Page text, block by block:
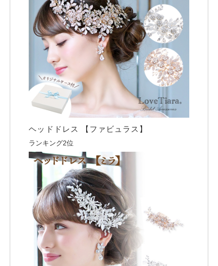
ヘッドドレス 【ファビュラス】
ランキング2位